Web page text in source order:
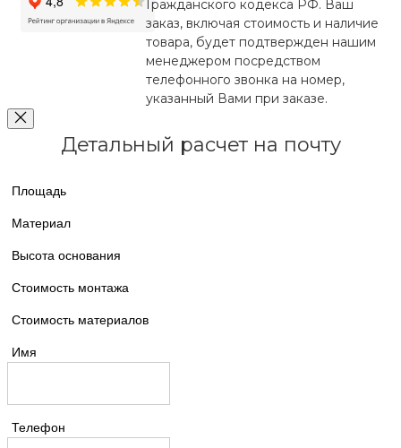
Гражданского кодекса РФ. Ваш
заказ, включая стоимость и наличие
товара, будет подтвержден нашим
менеджером посредством
телефонного звонка на номер,
указанный Вами при заказе.
Детальный расчет на почту
Площадь
Материал
Высота основания
Стоимость монтажа
Стоимость материалов
Имя
Телефон